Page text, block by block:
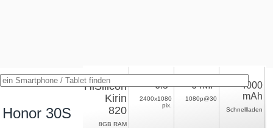
Honor 30S
HiSilicon
Kirin
820
8GB RAM
6.5"
2400x1080
pix.
64MP
1080p@30
4000
mAh
Schnellladen